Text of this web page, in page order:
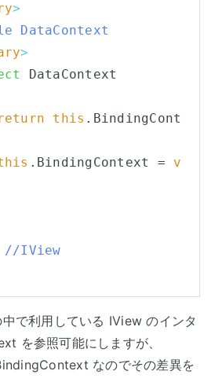
>
DataContext
>
DataContext
this .BindingCont
.BindingContext = v
//IView
で利用している IView のインタ
を参照可能にしますが、
なのでその差異を